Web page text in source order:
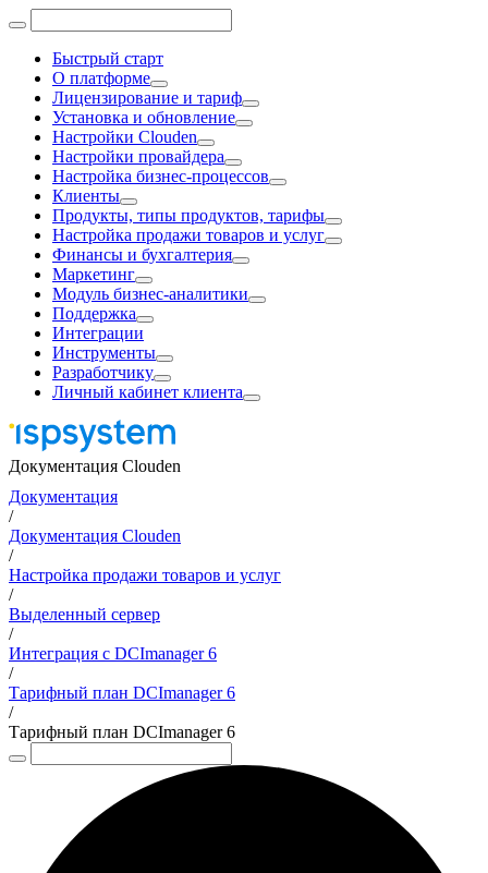
Быстрый старт
О платформе
Лицензирование и тариф
Установка и обновление
Настройки Clouden
Настройки провайдера
Настройка бизнес-процессов
Клиенты
Продукты, типы продуктов, тарифы
Настройка продажи товаров и услуг
Финансы и бухгалтерия
Маркетинг
Модуль бизнес-аналитики
Поддержка
Интеграции
Инструменты
Разработчику
Личный кабинет клиента
Документация Clouden
Документация
/
Документация Clouden
/
Настройка продажи товаров и услуг
/
Выделенный сервер
/
Интеграция с DCImanager 6
/
Тарифный план DCImanager 6
/
Тарифный план DCImanager 6